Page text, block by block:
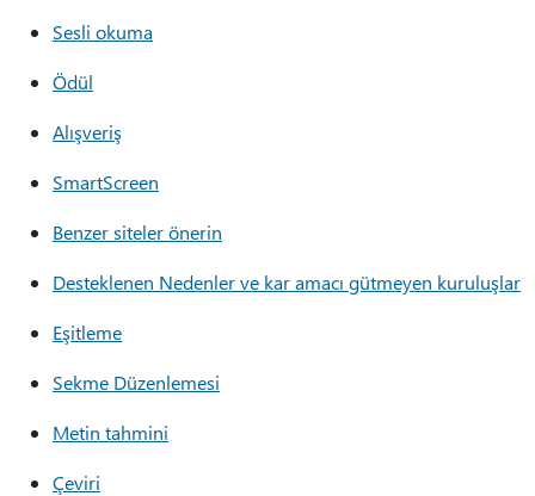
Sesli okuma
Ödül
Alışveriş
SmartScreen
Benzer siteler önerin
Desteklenen Nedenler ve kar amacı gütmeyen kuruluşlar
Eşitleme
Sekme Düzenlemesi
Metin tahmini
Çeviri